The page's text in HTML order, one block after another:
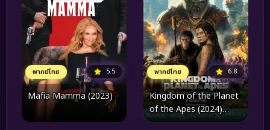
พากย์ไทย 5.5
Mafia Mamma (2023)
พากย์ไทย 6.8
Kingdom of the Planet
of the Apes (2024)
อาณาจักรแห่งพิภพวานร